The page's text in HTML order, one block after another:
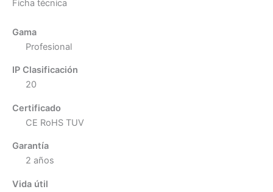
Ficha técnica
Gama
Profesional
IP Clasificación
20
Certificado
CE RoHS TUV
Garantía
2 años
Vida útil